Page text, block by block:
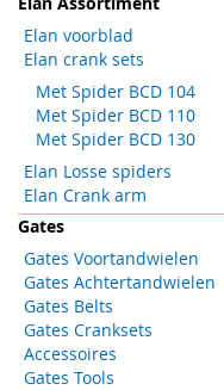
Elan voorblad
Elan crank sets
Met Spider BCD 104
Met Spider BCD 110
Met Spider BCD 130
Elan Losse spiders
Elan Crank arm
Gates
Gates Voortandwielen
Gates Achtertandwielen
Gates Belts
Gates Cranksets
Accessoires
Gates Tools